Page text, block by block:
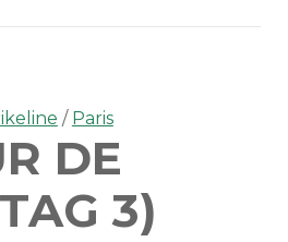
Paris
DE
3)